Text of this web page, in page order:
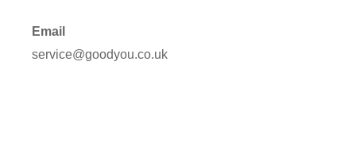
Email
service@goodyou.co.uk